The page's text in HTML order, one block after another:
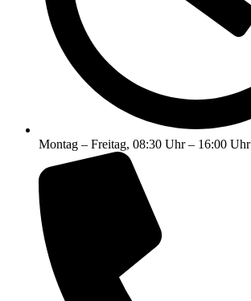
Montag – Freitag, 08:30 Uhr – 16:00 Uhr